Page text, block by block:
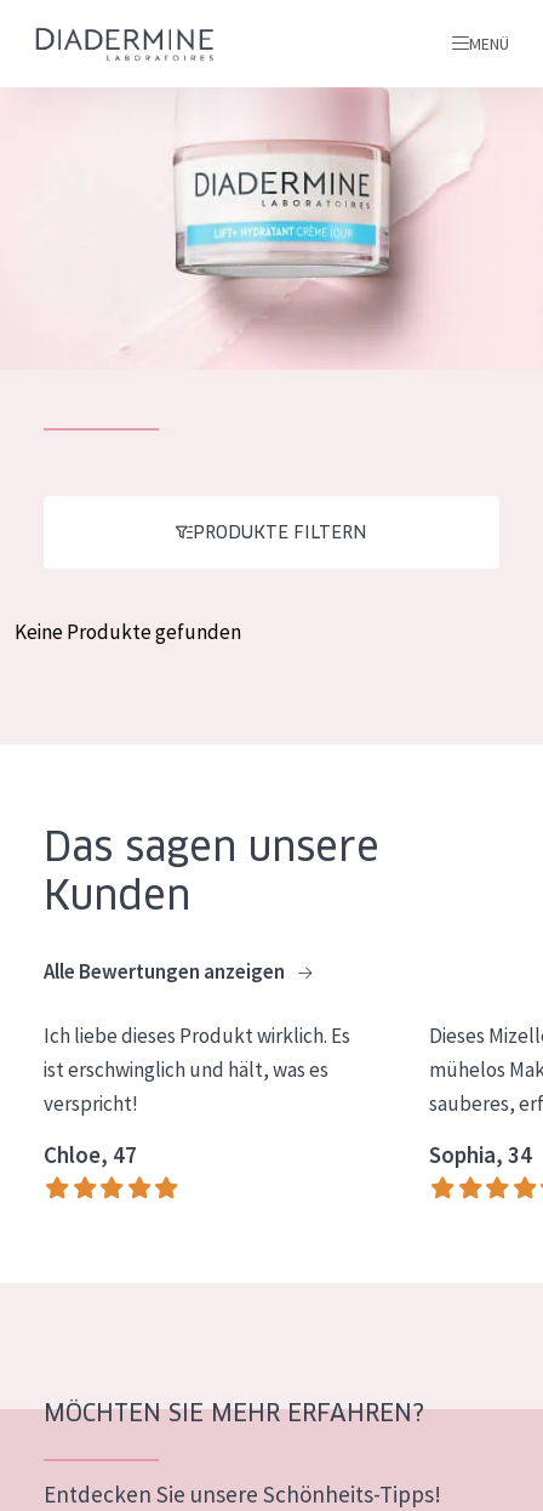
Nachtcreme
Augencreme
PRODUKTLINIE
Essentials
Lift+
Expert
Mischhaut und fettige Haut
Reife Haut
Der Sonne ausgesetzte Haut
ALLE PRODUKTE
MENÜ
Spanish
PRODUKTE FILTERN
Keine Produkte gefunden
Das sagen unsere
Kunden
Alle Bewertungen anzeigen
Ich liebe dieses Produkt wirklich. Es
ist erschwinglich und hält, was es
verspricht!
Chloe, 47
Dieses
mühelos
sauberes,
Sophia, 34
MÖCHTEN SIE MEHR ERFAHREN?
Entdecken Sie unsere Schönheits-Tipps!